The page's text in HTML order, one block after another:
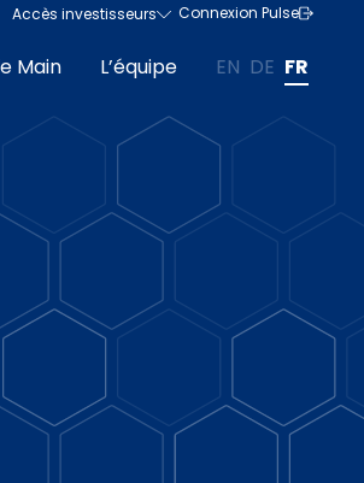
Accès investisseurs Connexion Pulse
Main L’équipe EN DE FR